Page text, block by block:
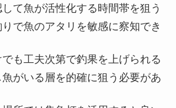
て魚が活性化する時間帯を狙う
で魚のアタリを敏感に察知でき
も工夫次第で釣果を上げられる
がいる層を的確に狙う必要があ